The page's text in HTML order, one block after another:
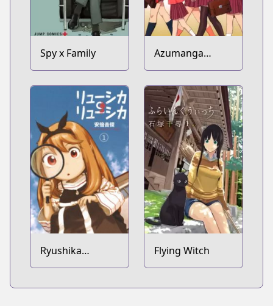
Spy x Family
Azumanga
Daioh
Ryushika
Ryushika
Flying Witch